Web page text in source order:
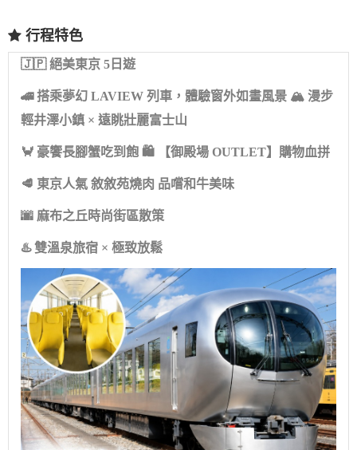
行程特色
🇯🇵 絕美東京 5日遊
🚄 搭乘夢幻 LAVIEW 列車，體驗窗外如畫風景 🏔 漫步
輕井澤小鎮 × 遠眺壯麗富士山
🦀 豪饗長腳蟹吃到飽 🛍 【御殿場 OUTLET】購物血拼
🥩 東京人氣 敘敘苑燒肉 品嚐和牛美味
🌆 麻布之丘時尚街區散策
♨️ 雙溫泉旅宿 × 極致放鬆